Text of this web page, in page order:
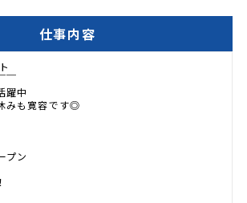
仕事内容
￣
躍中
みも寛容です◎
プン